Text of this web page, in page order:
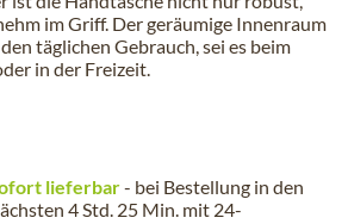
im Griff. Der geräumige Innenraum
täglichen Gebrauch, sei es beim
in der Freizeit.
lieferbar- bei Bestellung in den
4 Std. 25 Min. mit 24-